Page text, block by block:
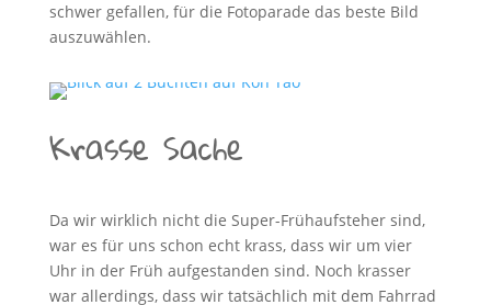
schwer gefallen, für die Fotoparade das beste Bild
auszuwählen.
Krasse Sache
Da wir wirklich nicht die Super-Frühaufsteher sind,
war es für uns schon echt krass, dass wir um vier
Uhr in der Früh aufgestanden sind. Noch krasser
war allerdings, dass wir tatsächlich mit dem Fahrrad